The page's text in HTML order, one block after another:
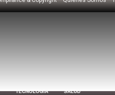
TECNOLOGÍA SALUD